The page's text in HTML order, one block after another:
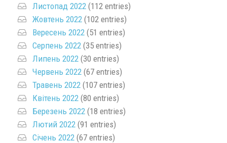
Листопад 2022 (112 entries)
Жовтень 2022 (102 entries)
Вересень 2022 (51 entries)
Серпень 2022 (35 entries)
Липень 2022 (30 entries)
Червень 2022 (67 entries)
Травень 2022 (107 entries)
Квітень 2022 (80 entries)
Березень 2022 (18 entries)
Лютий 2022 (91 entries)
Січень 2022 (67 entries)